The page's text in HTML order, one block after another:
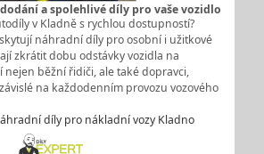
a spolehlivé díly pro vaše vozidlo
v Kladně s rychlou dostupností?
náhradní díly pro osobní i užitkové
zkrátit dobu odstávky vozidla na
nejen běžní řidiči, ale také dopravci,
na každodenním provozu vozového
díly pro nákladní vozy Kladno